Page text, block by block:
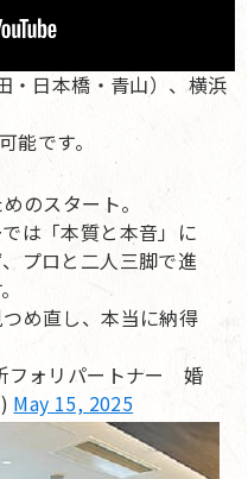
・日本橋・青山）、横浜
能です。
のスタート。
は「本質と本音」に
プロと二人三脚で進
め直し、本当に納得
ォリパートナー 婚
May 15, 2025